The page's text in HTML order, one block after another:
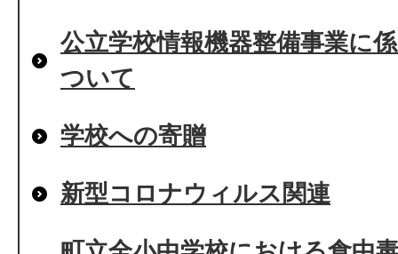
公立学校情報機器整備事業に
ついて
学校への寄贈
新型コロナウィルス関連